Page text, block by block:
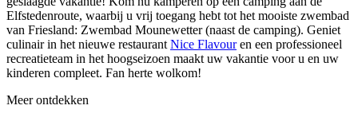
Elfstedenroute, waarbij u vrij toegang hebt tot het mooiste zwembad
van Friesland: Zwembad Mounewetter (naast de camping). Geniet
culinair in het nieuwe restaurantNice Flavouren een professioneel
recreatieteam in het hoogseizoen maakt uw vakantie voor u en uw
kinderen compleet. Fan herte wolkom!
Meer ontdekken